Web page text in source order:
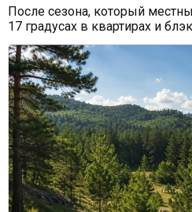
После сезона, который
17 градусах в квартирах и